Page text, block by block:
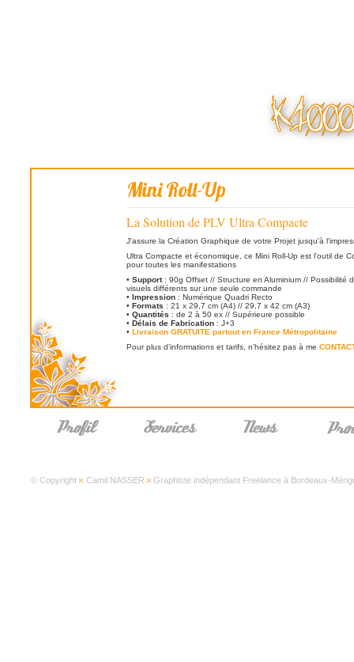
Mini Roll-Up
La Solution de PLV Ultra Compacte
J'assure la Création Graphique de votre Projet jusqu'à
Ultra Compacte et économique, ce Mini Roll-Up est l'outil de
pour toutes les manifestations
• Support: 90g Offset // Structure en Aluminium // Possibilité
visuels différents sur une seule commande
• Impression : Numérique Quadri Recto
• Formats : 21 x 29,7 cm (A4) // 29,7 x 42 cm (A3)
• Quantités : de 2 à 50 ex // Supérieure possible
• Délais de Fabrication : J+3
• Livraison GRATUITE partout en France Métropolitaine
Pour plus d'informations et tarifs, n'hésitez pas à me
© Copyright Camil NASSER Graphiste indépendant Freelance à Bordeaux-